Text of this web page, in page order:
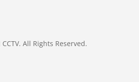
All Rights Reserved.